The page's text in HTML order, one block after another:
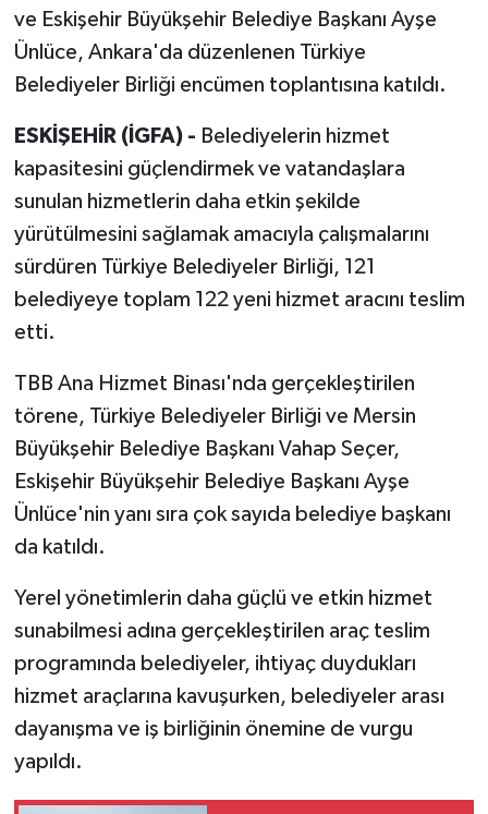
ve Eskişehir Büyükşehir Belediye Başkanı Ayşe
Ünlüce, Ankara'da düzenlenen Türkiye
Belediyeler Birliği encümen toplantısına katıldı.
ESKİŞEHİR (İGFA) - Belediyelerin hizmet
kapasitesini güçlendirmek ve vatandaşlara
sunulan hizmetlerin daha etkin şekilde
yürütülmesini sağlamak amacıyla çalışmalarını
sürdüren Türkiye Belediyeler Birliği, 121
belediyeye toplam 122 yeni hizmet aracını teslim
etti.
TBB Ana Hizmet Binası'nda gerçekleştirilen
törene, Türkiye Belediyeler Birliği ve Mersin
Büyükşehir Belediye Başkanı Vahap Seçer,
Eskişehir Büyükşehir Belediye Başkanı Ayşe
Ünlüce'nin yanı sıra çok sayıda belediye başkanı
da katıldı.
Yerel yönetimlerin daha güçlü ve etkin hizmet
sunabilmesi adına gerçekleştirilen araç teslim
programında belediyeler, ihtiyaç duydukları
hizmet araçlarına kavuşurken, belediyeler arası
dayanışma ve iş birliğinin önemine de vurgu
yapıldı.